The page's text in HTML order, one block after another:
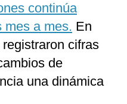
continúa
mes a mes. En
cifras
de
una dinámica